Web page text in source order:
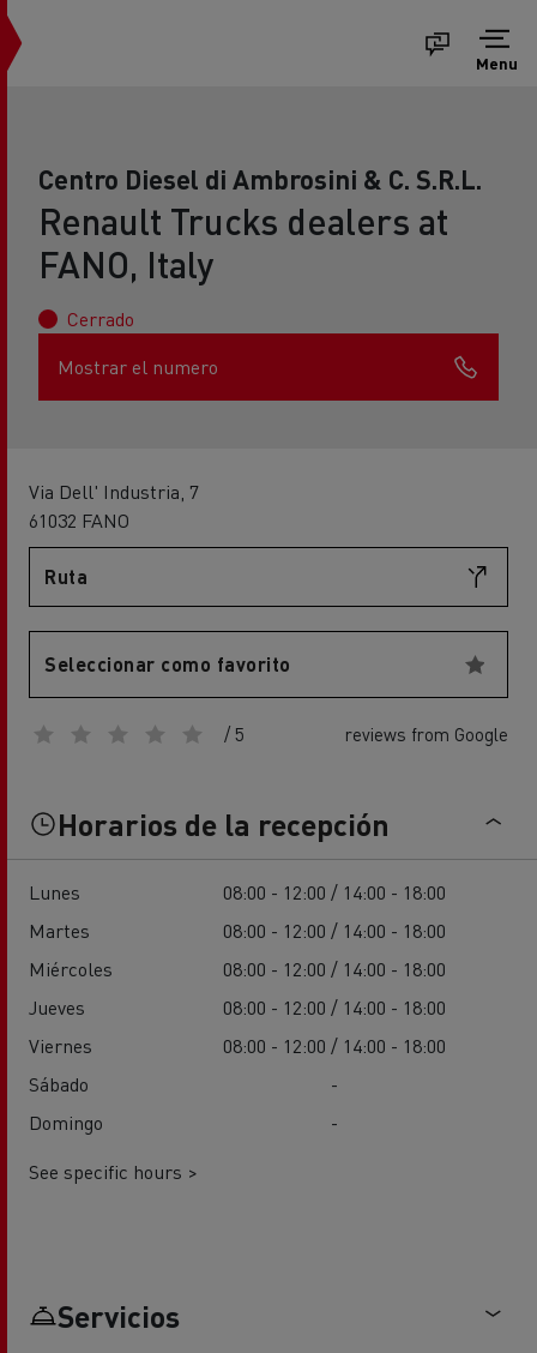
Menu
Centro Diesel di Ambrosini & C. S.R.L.
Renault Trucks dealers at
FANO, Italy
Cerrado
Mostrar el numero
Via Dell' Industria, 7
61032 FANO
Ruta
Seleccionar como favorito
/ 5 reviews from Google
Horarios de la recepción
Lunes
08:00 - 12:00 / 14:00 - 18:00
Martes
08:00 - 12:00 / 14:00 - 18:00
Miércoles
08:00 - 12:00 / 14:00 - 18:00
Jueves
08:00 - 12:00 / 14:00 - 18:00
Viernes
08:00 - 12:00 / 14:00 - 18:00
Sábado
-
Domingo
-
See specific hours >
Servicios